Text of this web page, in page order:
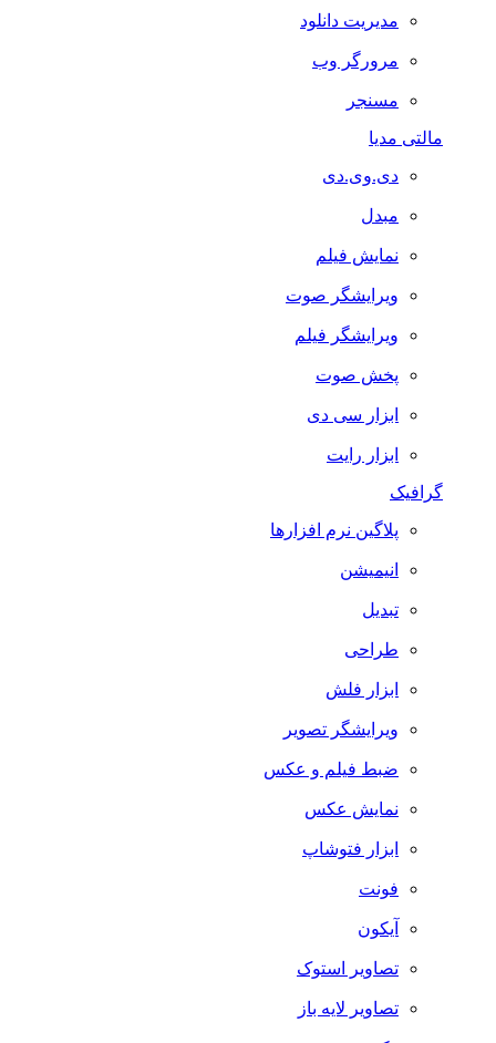
مدیریت دانلود
مرورگر وب
مسنجر
مالتی مدیا
دی.وی.دی
مبدل
نمایش فیلم
ویرایشگر صوت
ویرایشگر فیلم
پخش صوت
ابزار سی دی
ابزار رایت
گرافیک
پلاگین نرم افزارها
انیمیشن
تبدیل
طراحی
ابزار فلش
ویرایشگر تصویر
ضبط فيلم و عكس
نمایش عکس
ابزار فتوشاپ
فونت
آیکون
تصاویر استوک
تصاویر لایه باز